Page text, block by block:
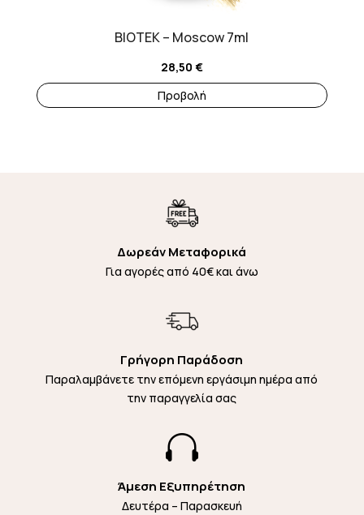
BIOTEK – Moscow 7ml
28,50 €
Προβολή
Δωρεάν Μεταφορικά
Για αγορές από 40€ και άνω
Γρήγορη Παράδοση
Παραλαμβάνετε την επόμενη εργάσιμη ημέρα από
την παραγγελία σας

Άμεση Εξυπηρέτηση
Δευτέρα – Παρασκευή